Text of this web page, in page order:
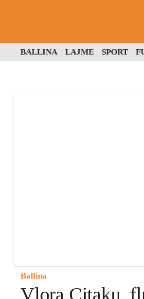
BALLINA LAJME SPORT
Ballina
Vlora Çitaku,